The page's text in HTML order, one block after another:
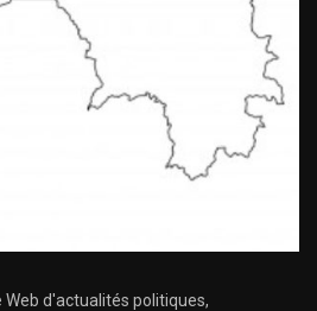
d'actualités politiques,